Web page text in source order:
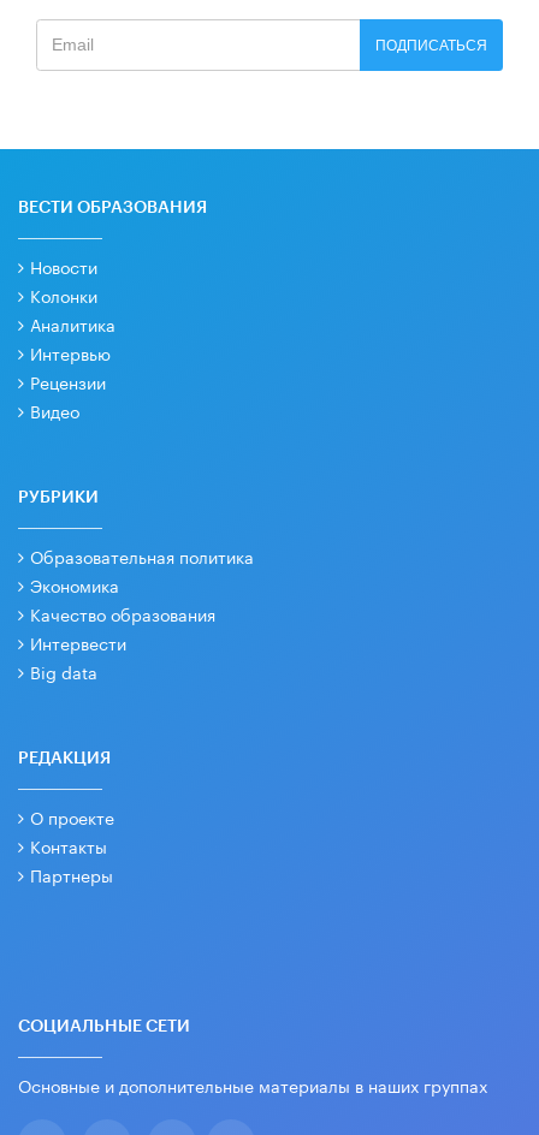
ПОДПИСАТЬСЯ
ВЕСТИ ОБРАЗОВАНИЯ
Новости
Колонки
Аналитика
Интервью
Рецензии
Видео
РУБРИКИ
Образовательная политика
Экономика
Качество образования
Интервести
Big data
РЕДАКЦИЯ
О проекте
Контакты
Партнеры
СОЦИАЛЬНЫЕ СЕТИ
Основные и дополнительные материалы в наших группах